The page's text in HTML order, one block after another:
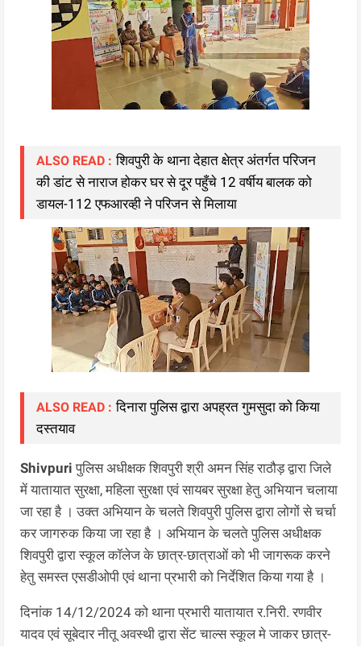
ALSO READ : शिवपुरी के थाना देहात क्षेत्र अंतर्गत परिजन
की डांट से नाराज होकर घर से दूर पहुँचे 12 वर्षीय बालक को
डायल-112 एफआरव्ही ने परिजन से मिलाया
ALSO READ : दिनारा पुलिस द्वारा अपह्रत गुमसुदा को किया
दस्तयाव
Shivpuri पुलिस अधीक्षक शिवपुरी श्री अमन सिंह राठौड़ द्वारा जिले
में यातायात सुरक्षा, महिला सुरक्षा एवं सायबर सुरक्षा हेतु अभियान चलाया
जा रहा है । उक्त अभियान के चलते शिवपुरी पुलिस द्वारा लोगों से चर्चा
कर जागरुक किया जा रहा है । अभियान के चलते पुलिस अधीक्षक
शिवपुरी द्वारा स्कूल कॉलेज के छात्र-छात्राओं को भी जागरूक करने
हेतु समस्त एसडीओपी एवं थाना प्रभारी को निर्देशित किया गया है ।
दिनांक 14/12/2024 को थाना प्रभारी यातायात र.निरी. रणवीर
यादव एवं सूबेदार नीतू अवस्थी द्वारा सेंट चाल्स स्कूल मे जाकर छात्र-